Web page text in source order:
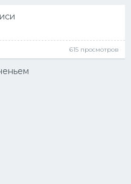
615 просмотров